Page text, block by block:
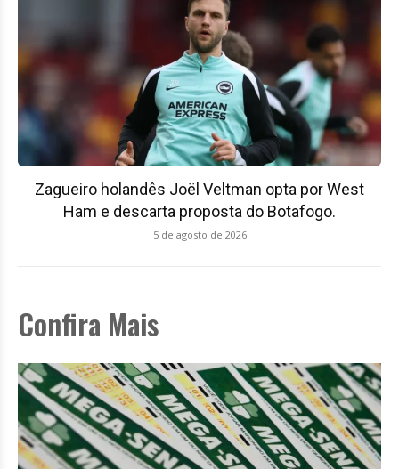
Zagueiro holandês Joël Veltman opta por West
Ham e descarta proposta do Botafogo.
5 de agosto de 2026
Confira Mais